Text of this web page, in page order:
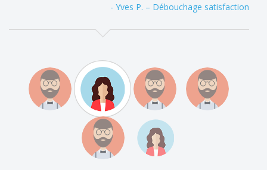
- Yves P. – Débouchage satisfaction